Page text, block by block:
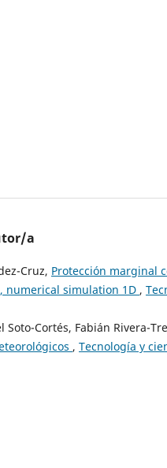
a
Cruz, Protección marginal
numerical simulation 1D ,
Cortés, Fabián Rivera-
, Tecnología y